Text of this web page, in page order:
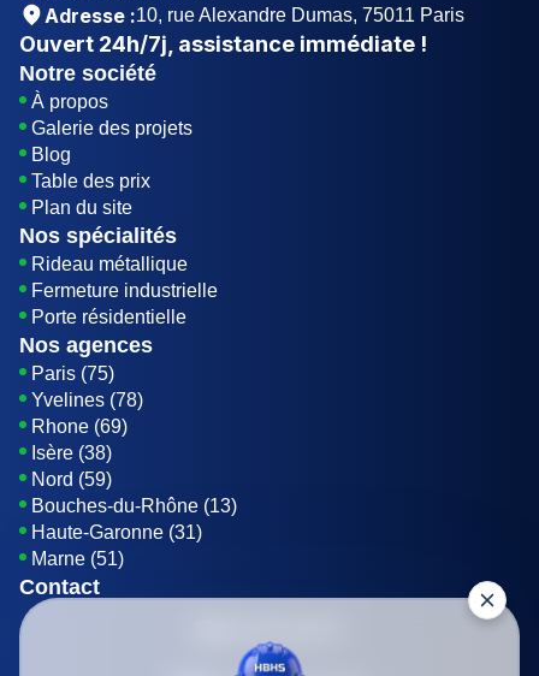
Adresse :10, rue Alexandre Dumas, 75011 Paris
Ouvert 24h/7j , assistance immédiate !
Notre société
À propos
Galerie des projets
Blog
Table des prix
Plan du site
Nos spécialités
Rideau métallique
Fermeture industrielle
Porte résidentielle
Nos agences
Paris (75)
Yvelines (78)
Rhone (69)
Isère (38)
Nord (59)
Bouches-du-Rhône (13)
Haute-Garonne (31)
Marne (51)
Contact